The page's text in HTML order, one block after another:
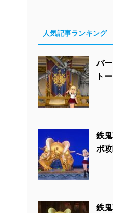
人気記事ランキング
バ
ト
鉄
ポ
鉄